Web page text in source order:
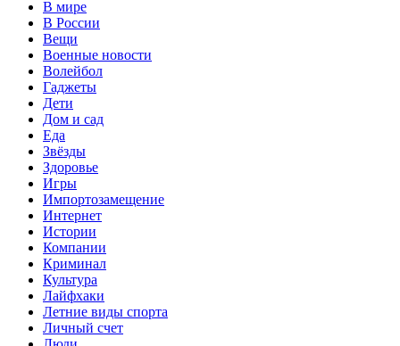
В мире
В России
Вещи
Военные новости
Волейбол
Гаджеты
Дети
Дом и сад
Еда
Звёзды
Здоровье
Игры
Импортозамещение
Интернет
Истории
Компании
Криминал
Культура
Лайфхаки
Летние виды спорта
Личный счет